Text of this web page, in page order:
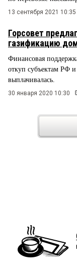
13 сентября 2021 10:35
Горсовет
газификацию
Финансовая
откуп субъектам РФ
выплачивалась.
30 января 2020 10:30